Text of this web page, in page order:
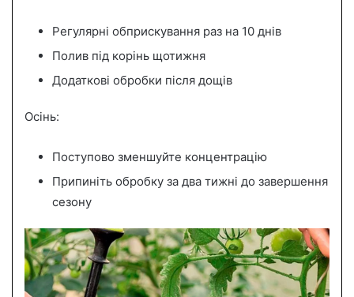
Регулярні обприскування раз на 10 днів
Полив під корінь щотижня
Додаткові обробки після дощів
Осінь:
Поступово зменшуйте концентрацію
Припиніть обробку за два тижні до завершення
сезону